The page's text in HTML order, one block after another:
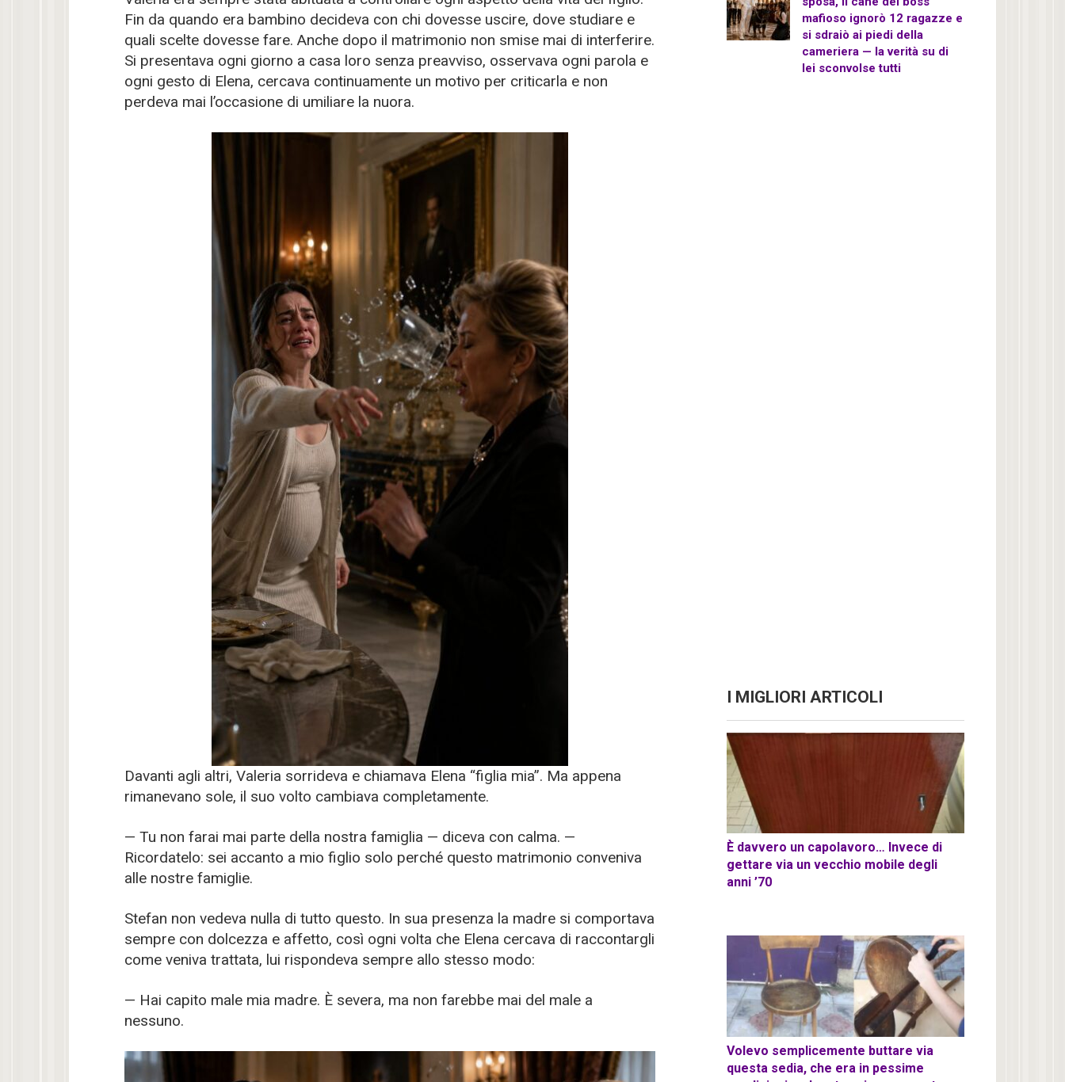
Fin da quando era bambino decideva con chi dovesse uscire, dove studiare e
quali scelte dovesse fare. Anche dopo il matrimonio non smise mai di interferire.
Si presentava ogni giorno a casa loro senza preavviso, osservava ogni parola e
ogni gesto di Elena, cercava continuamente un motivo per criticarla e non
perdeva mai l’occasione di umiliare la nuora.
Davanti agli altri, Valeria sorrideva e chiamava Elena “figlia mia”. Ma appena
rimanevano sole, il suo volto cambiava completamente.
— Tu non farai mai parte della nostra famiglia — diceva con calma. —
Ricordatelo: sei accanto a mio figlio solo perché questo matrimonio conveniva
alle nostre famiglie.
Stefan non vedeva nulla di tutto questo. In sua presenza la madre si comportava
sempre con dolcezza e affetto, così ogni volta che Elena cercava di raccontargli
come veniva trattata, lui rispondeva sempre allo stesso modo:
— Hai capito male mia madre. È severa, ma non farebbe mai del male a
nessuno.
mafioso ignorò 12 ragazze e
si sdraiò ai piedi della
cameriera — la verità su di
lei sconvolse tutti
I MIGLIORI ARTICOLI
È davvero un capolavoro… Invece di
gettare via un vecchio mobile degli
anni ’70
Volevo semplicemente buttare via
questa sedia, che era in pessime